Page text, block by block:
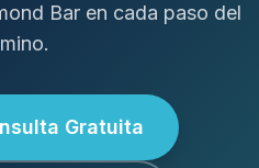
Bar en cada paso del
Gratuita